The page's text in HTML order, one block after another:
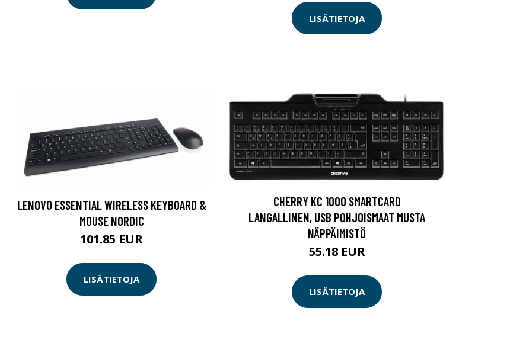
LISÄTIETOJA
LENOVO ESSENTIAL WIRELESS KEYBOARD &
MOUSE NORDIC
101.85 EUR
LISÄTIETOJA
CHERRY KC 1000 SMARTCARD
LANGALLINEN, USB POHJOISMAAT MUSTA
NÄPPÄIMISTÖ
55.18 EUR
LISÄTIETOJA